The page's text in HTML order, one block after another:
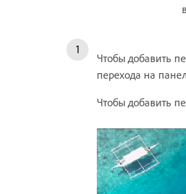
Чтобы добавить
перехода на
Чтобы добавить